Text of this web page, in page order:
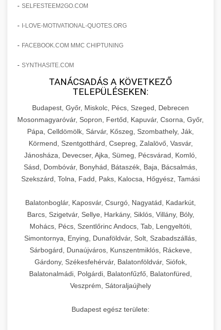
amelyek valós eredményeket hoznak.
szonyegtisztito.net
marketing stratégiai tervrajz
útjáról, bemutatva az utat a küzdő praxistól a
virágzó vállalkozásig 150%-os növekedéssel.
klinika átalakulási történet
Érdeklődés 150%-os Fokozása
Technikák és módszerek a páciensek
érdeklődésének és elkötelezettségének drámai
növeléséhez. Egy 150%-os fellendülési
esettanulmány gyakorlati betekintésekkel.
weboldal-keszites.co
elkötelezettség erősítési módszerek
🎮 19. AI Google Ads és Meta
Kampány Kezelés
Fejlett AI-alapú Google Ads és Meta hirdetési
kampánykezelés. Optimalizálja hirdetési
költségvetését gépi tanulással és
automatizálással.
aikampany.hu AI hirdetési automatizálás
🍞 20. Ipari Dagasztógép +
Professzionális ipari dagasztógépek és
tésztakeverő gépek pékségek és kereskedelmi
konyhák számára. Masszív konstrukció
megbízható teljesítményhez.
chef-iparikonyhagepek.hu
kereskedelmi tésztakeverő
🔪 21. Ipari Szeletelőgép +
Ipari hús- és sajtszeletelő gépek professzionális
élelmiszer-előkészítéshez. Precíziós vágás
állítható vastagság beállítással.
chef-iparikonyhagepek.hu
professzionális élelmiszer szeletelő
📦 22. Vákuumozó Gép +
Kereskedelmi vákuumcsomagoló berendezések
élelmiszerek tartósításához. Hosszabbítsa a
szavatossági időt és tartsa meg a termék
frissességét.
🎁 23. Vákuumfóliázó Gép +
Ipari vákuumfóliázó gépek professzionális
Hatékony lezárási és tartósítási megoldások.
- SELFESTEEM2GO.COM
- I-LOVE-MOTIVATIONAL-QUOTES.ORG
- FACEBOOK.COM MMC CHIPTUNING
- SYNTHASITE.COM
TANÁCSADÁS A KÖVETKEZŐ
TELEPÜLÉSEKEN:
Budapest, Győr, Miskolc, Pécs, Szeged, Debrecen
Mosonmagyaróvár, Sopron, Fertőd, Kapuvár, Csorna, Győr,
Pápa, Celldömölk, Sárvár, Kőszeg, Szombathely, Ják,
Körmend, Szentgotthárd, Csepreg, Zalalövő, Vasvár,
Jánosháza, Devecser, Ajka, Sümeg, Pécsvárad, Komló,
Sásd, Dombóvár, Bonyhád, Bátaszék, Baja, Bácsalmás,
Szekszárd, Tolna, Fadd, Paks, Kalocsa, Hőgyész, Tamási
Balatonboglár, Kaposvár, Csurgó, Nagyatád, Kadarkút,
Barcs, Szigetvár, Sellye, Harkány, Siklós, Villány, Bóly,
Mohács, Pécs, Szentlőrinc Andocs, Tab, Lengyeltóti,
Simontornya, Enying, Dunaföldvár, Solt, Szabadszállás,
Sárbogárd, Dunaújváros, Kunszentmiklós, Ráckeve,
Gárdony, Székesfehérvár, Balatonföldvár, Siófok,
Balatonalmádi, Polgárdi, Balatonfűzfő, Balatonfüred,
Veszprém, Sátoraljaújhely
Budapest egész területe: